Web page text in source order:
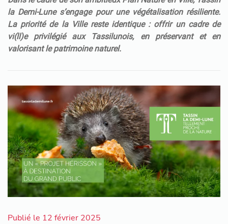
la Demi-Lune s’engage pour une végétalisation résiliente.
La priorité de la Ville reste identique : offrir un cadre de
vi(ll)e privilégié aux Tassilunois, en préservant et en
valorisant le patrimoine naturel.
Publié le 12 février 2025